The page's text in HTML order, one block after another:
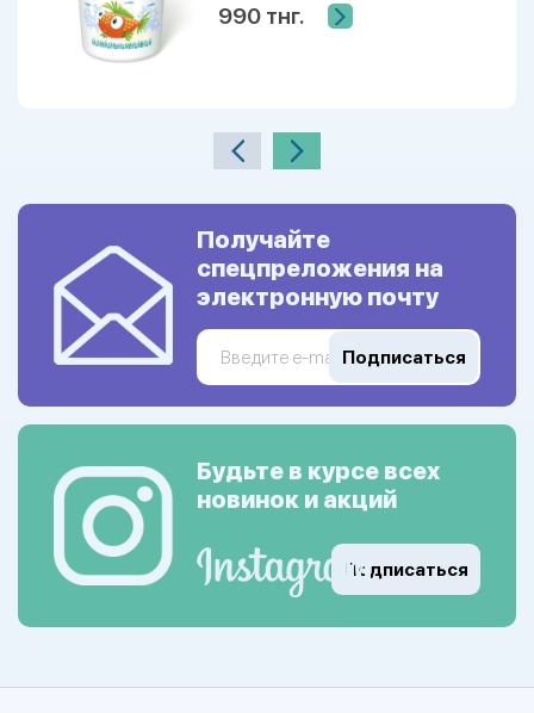
990 тнг.
Получайте
спецпреложения на
электронную почту
Подписаться
Будьте в курсе всех
новинок и акций
Подписаться